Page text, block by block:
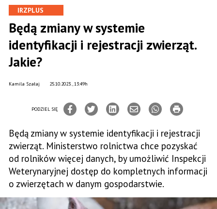
IRZPLUS
Będą zmiany w systemie
identyfikacji i rejestracji zwierząt.
Jakie?
25.10.2023., 13:49h
Kamila Szałaj
PODZIEL SIĘ
Będą zmiany w systemie identyfikacji i rejestracji
zwierząt. Ministerstwo rolnictwa chce pozyskać
od rolników więcej danych, by umożliwić Inspekcji
Weterynaryjnej dostęp do kompletnych informacji
o zwierzętach w danym gospodarstwie.